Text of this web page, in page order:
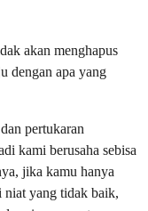
akan menghapus
dengan apa yang
pertukaran
kami berusaha sebisa
jika kamu hanya
niat yang tidak baik,